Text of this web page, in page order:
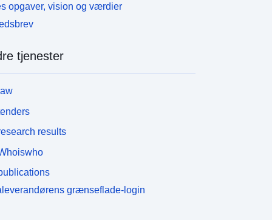
opgaver, vision og værdier
tjenester
results
grænseflade-login